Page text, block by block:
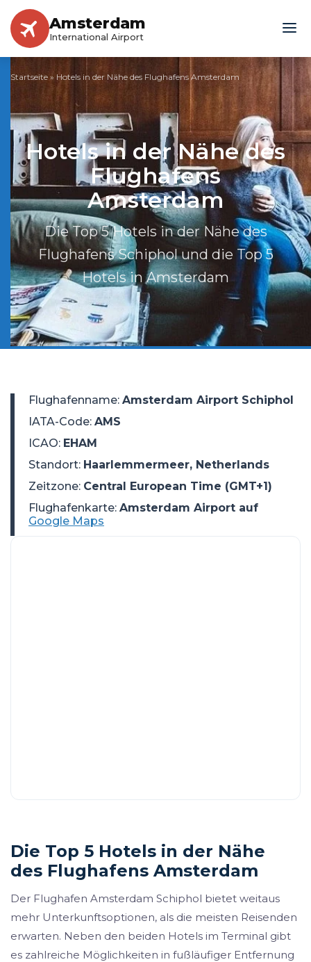
Amsterdam
International Airport
Startseite » Hotels in der Nähe des Flughafens Amsterdam
Hotels in der Nähe des
Flughafens
Amsterdam
Die Top 5 Hotels in der Nähe des
Flughafens Schiphol und die Top 5
Hotels in Amsterdam
Die Top 5 Hotels in der Nähe
des Flughafens Amsterdam
Der Flughafen Amsterdam Schiphol bietet weitaus
mehr Unterkunftsoptionen, als die meisten Reisenden
erwarten. Neben den beiden Hotels im Terminal gibt
es zahlreiche Möglichkeiten in fußläufiger Entfernung
Flughafenname: Amsterdam Airport Schiphol
IATA-Code: AMS
ICAO: EHAM
Standort: Haarlemmermeer, Netherlands
Zeitzone: Central European Time (GMT+1)
Flughafenkarte: Amsterdam Airport auf
Google Maps